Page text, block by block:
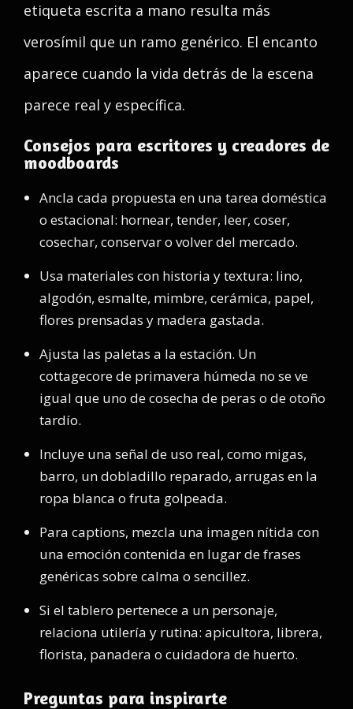
etiqueta escrita a mano resulta más
verosímil que un ramo genérico. El encanto
aparece cuando la vida detrás de la escena
parece real y específica.
Consejos para escritores y creadores de
moodboards
Ancla cada propuesta en una tarea doméstica
o estacional: hornear, tender, leer, coser,
cosechar, conservar o volver del mercado.
Usa materiales con historia y textura: lino,
algodón, esmalte, mimbre, cerámica, papel,
flores prensadas y madera gastada.
Ajusta las paletas a la estación. Un
cottagecore de primavera húmeda no se ve
igual que uno de cosecha de peras o de otoño
tardío.
Incluye una señal de uso real, como migas,
barro, un dobladillo reparado, arrugas en la
ropa blanca o fruta golpeada.
Para captions, mezcla una imagen nítida con
una emoción contenida en lugar de frases
genéricas sobre calma o sencillez.
Si el tablero pertenece a un personaje,
relaciona utilería y rutina: apicultora, librera,
florista, panadera o cuidadora de huerto.
Preguntas para inspirarte